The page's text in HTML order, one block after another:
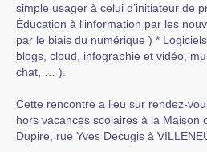
simple usager à celui d’initiateur de
Éducation à l’information par les
par le biais du numérique ) *
blogs, cloud, infographie et vidéo,
chat, … ).
Cette rencontre a lieu sur rendez-
hors vacances scolaires à la Maison
Dupire, rue Yves Decugis à